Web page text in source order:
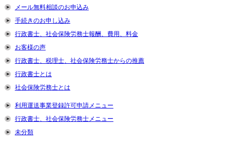
メール無料相談のお申込み
手続きのお申し込み
行政書士、社会保険労務士報酬、費用、料金
お客様の声
行政書士、税理士、社会保険労務士からの推薦
行政書士とは
社会保険労務士とは
利用運送事業登録許可申請メニュー
行政書士、社会保険労務士メニュー
未分類